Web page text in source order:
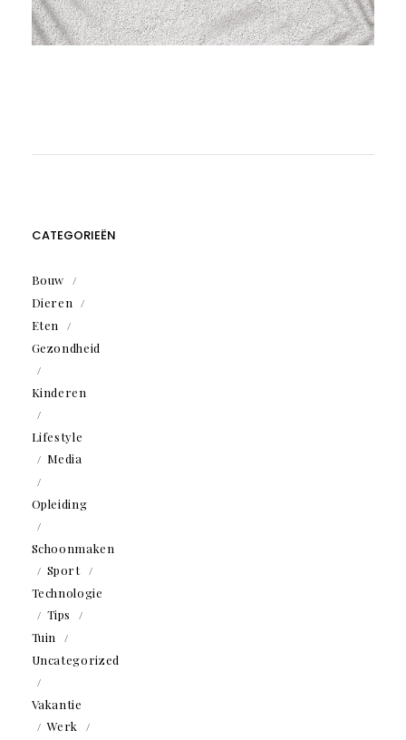
CATEGORIEËN
Bouw
Dieren
Eten
Gezondheid
Kinderen
Lifestyle
Media
Opleiding
Schoonmaken
Sport
Technologie
Tips
Tuin
Uncategorized
Vakantie
Werk